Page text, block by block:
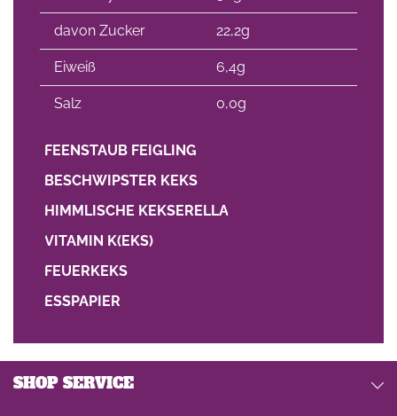
davon Zucker 22,2g
Eiweiß 6,4g
Salz 0,0g
FEENSTAUB FEIGLING
BESCHWIPSTER KEKS
HIMMLISCHE KEKSERELLA
VITAMIN K(EKS)
FEUERKEKS
ESSPAPIER
SHOP SERVICE